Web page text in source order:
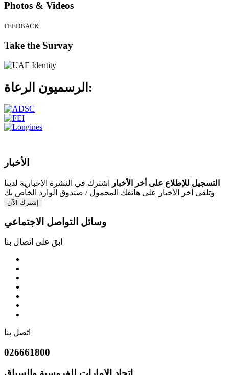
Photos & Videos
FEEDBACK
Take the Survay
الرسميون الرعاة:
الأخبار
التسجيل للإطلاع على أخر الأخبار
اشترك في النشرة الإخبارية لدينا
وتلقى آخر الأخبار على هاتفك المحمول / صندوق الوارد الخاص بك
إشترك الآن
وسائل التواصل الاجتماعي
ابق على اتصال بنا
اتصل بنا
026661800